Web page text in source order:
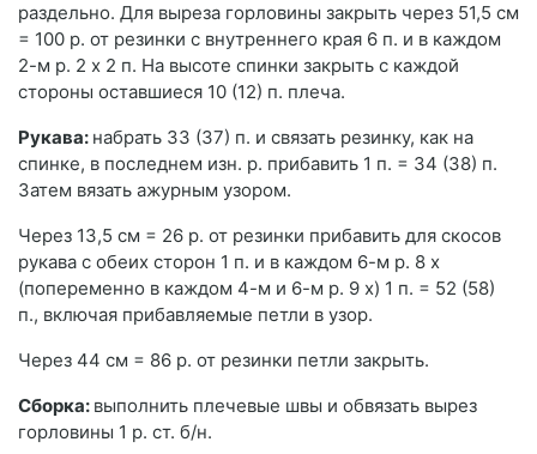
раздельно. Для выреза горловины закрыть через 51,5 см
= 100 р. от резинки с внутреннего края 6 п. и в каждом
2-м р. 2 х 2 п. На высоте спинки закрыть с каждой
стороны оставшиеся 10 (12) п. плеча.
Рукава: набрать 33 (37) п. и связать резинку, как на
спинке, в последнем изн. р. прибавить 1 п. = 34 (38) п.
Затем вязать ажурным узором.
Через 13,5 см = 26 р. от резинки прибавить для скосов
рукава с обеих сторон 1 п. и в каждом 6-м р. 8 х
(попеременно в каждом 4-м и 6-м р. 9 х) 1 п. = 52 (58)
п., включая прибавляемые петли в узор.
Через 44 см = 86 р. от резинки петли закрыть.
Сборка: выполнить плечевые швы и обвязать вырез
горловины 1 р. ст. б/н.